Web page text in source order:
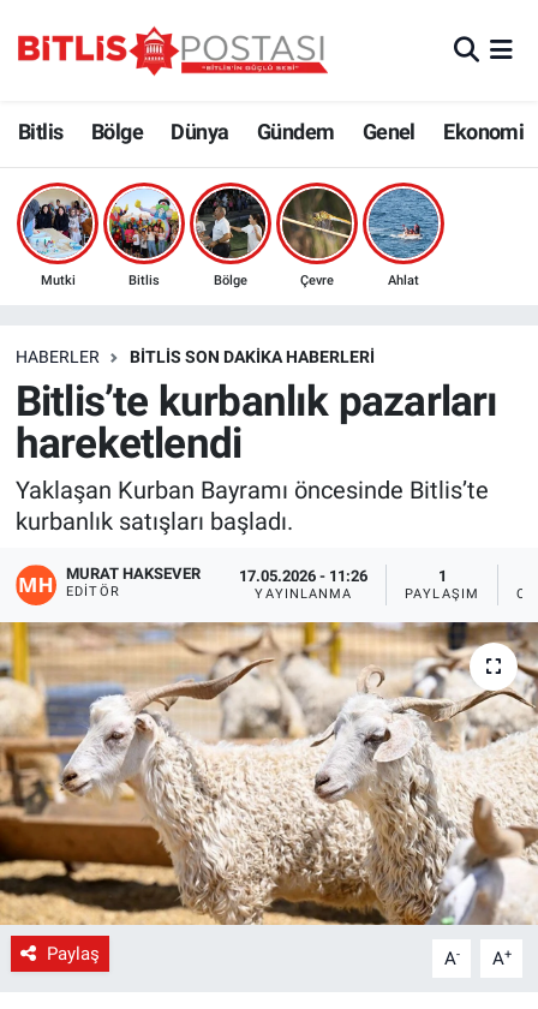
Bitlis Bölge Dünya Gündem Genel Ekonomi
Mutki Bitlis Bölge Çevre Ahlat
HABERLER BITLIS SON DAKIKA HABERLERI
Bitlis’te kurbanlık pazarları
hareketlendi
Yaklaşan Kurban Bayramı öncesinde Bitlis’te
kurbanlık satışları başladı.
MURAT HAKSEVER
EDITÖR
17.05.2026 - 11:26
YAYINLANMA
1
PAYLAŞIM
Paylaş A- A+
Bölge
Çevre
Eğitim
Ekonomi
Genel
Gündem
Kültür-Sanat
Magazin
Politika
Resmi İlanlar
Sağlık
Siyaset
Bitlis Trafik Yoğunluk Haritası
Süper Lig Puan Durumu ve Fikstür
Son Dakika Haberleri
Haber Arşivi